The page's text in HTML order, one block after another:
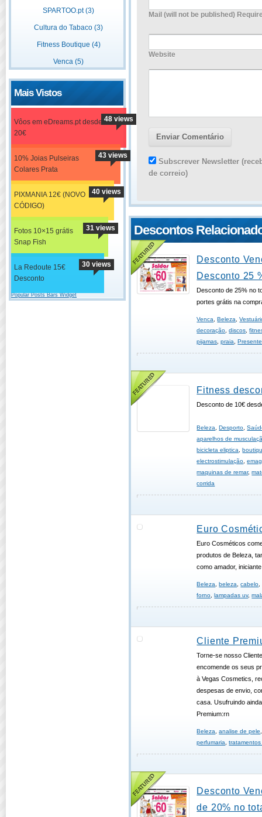
SPARTOO.pt (3)
Cultura do Tabaco (3)
Fitness Boutique (4)
Venca (5)
Mais Vistos
Vôos em eDreams.pt desde
20€
48 views
10% Joias Pulseiras
Colares Prata
43 views
PIXMANIA 12€ (NOVO
CÓDIGO)
40 views
Fotos 10×15 grátis
Snap Fish
31 views
La Redoute 15€
Desconto
30 views
Popular Posts Bars Widget
Mail (will not be published)
Website
Subscrever Newsletter
de correio)
Descontos
Desconto
Desconto 25
Desconto de 25% no
portes grátis na
Venca ,Beleza ,
decoração ,discos ,
pijamas ,praia ,
Fitness
Desconto de 10€
Beleza ,Desporto ,
aparelhos de
bicicleta eliptica
,
electrostimulação ,
maquinas de remar,
corrida
Euro
Euro Cosméticos
produtos de Beleza,
como amador,
Beleza ,beleza ,cabelo
forno ,lampadas uv,
Cliente
Torne-se nosso
encomende os seus
à Vegas Cosmetics,
despesas de envio,
casa. Usufruindo
Premium:rn
Beleza ,analise de pele
perfumaria
,
Desconto
de 20% no